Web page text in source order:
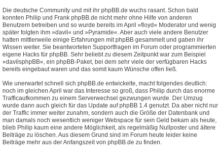
Die deutsche Community und mit ihr phpBB.de wuchs rasant. Schon bald
konnten Philip und Frank phpBB.de nicht mehr ohne Hilfe von anderen
Benutzern betreiben und so wurde bereits im April »floyd« Moderator und wenig
später folgten ihm »davil« und »Pyramide«. Aber auch viele andere Benutzer
hatten mittlerweile einige Erfahrungen mit phpBB gesammelt und gaben ihr
Wissen weiter. Sie beantworteten Supportfragen im Forum oder programmierten
eigene Hacks für phpBB. Sehr beliebt zu diesem Zeitpunkt war zum Beispiel
»davilsphpBB«, ein phpBB-Paket, bei dem sehr viele der verfügbaren Hacks
bereits eingebaut waren und das somit kaum Wünsche offen ließ.
Wie unerwartet schnell sich phpBB.de entwickelte, macht folgendes deutlich:
noch im gleichen April war das Interesse so groß, dass Philip durch das enorme
Trafficaufkommen zu einem Serverwechsel gezwungen wurde. Der Umzug
wurde dann auch gleich für das Update auf phpBB 1.4 genutzt. Da aber nicht nur
der Traffic immer weiter zunahm, sondern auch die Größe der Datenbank und
man damals noch wesentlich weniger Webspace für sein Geld bekam als heute,
blieb Philip kaum eine andere Möglichkeit, als regelmäßig Nullposter und ältere
Beiträge zu löschen. Aus diesem Grund sind im Forum heute leider keine
Beiträge mehr aus der Anfangszeit von phpBB.de zu finden.